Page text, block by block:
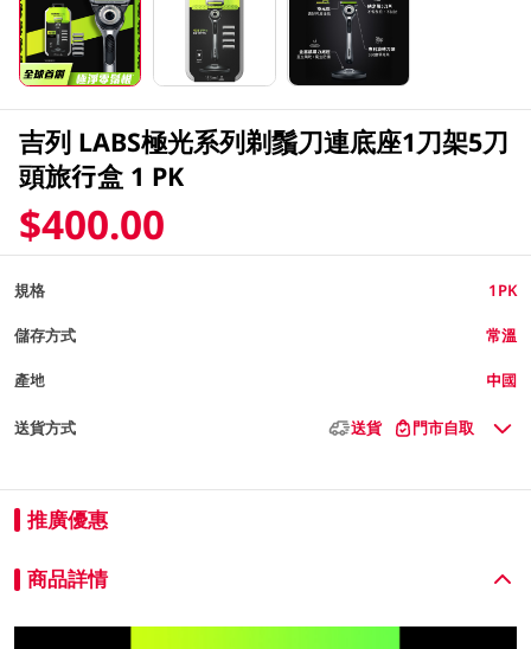
吉列 LABS極光系列剃鬚刀連底座1刀架5刀
頭旅行盒 1 PK
$400.00
規格 1PK
儲存方式 常溫
產地 中國
送貨方式 送貨 門市自取
推廣優惠
商品詳情